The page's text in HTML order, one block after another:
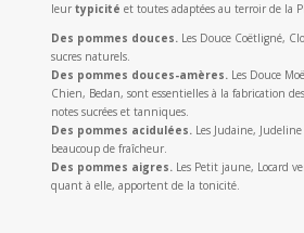
leurtypicité et toutes adaptées au terroir de la
Des pommes douces. Les Douce Coëtligné,
sucres naturels.
Des pommes douces-amères. Les Douce
Chien, Bedan, sont essentielles à la fabrication
notes sucrées et tanniques.
Des pommes acidulées. Les Judaine,
beaucoup de fraîcheur.
Des pommes aigres. Les Petit jaune, Locard
quant à elle, apportent de la tonicité.